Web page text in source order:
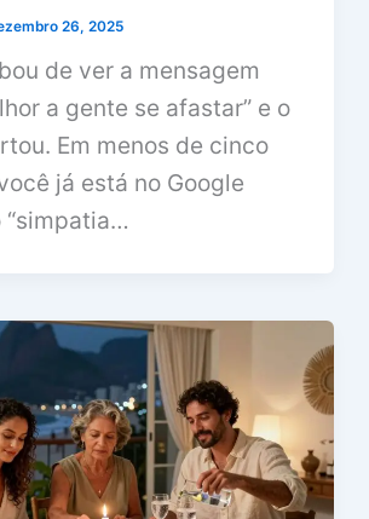
26, 2025
de ver a mensagem
a gente se afastar” e o
Em menos de cinco
já está no Google